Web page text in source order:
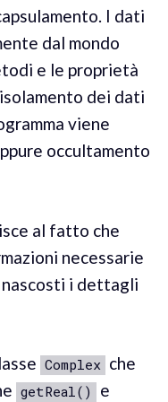
I dati
dal mondo
e le proprietà
dei dati
viene
occultamento
al fatto che
necessarie
i dettagli
Complex che
getReal() e